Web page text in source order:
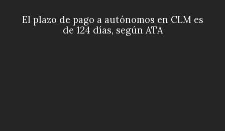
El plazo de pago a autónomos en CLM es
de 124 días, según ATA